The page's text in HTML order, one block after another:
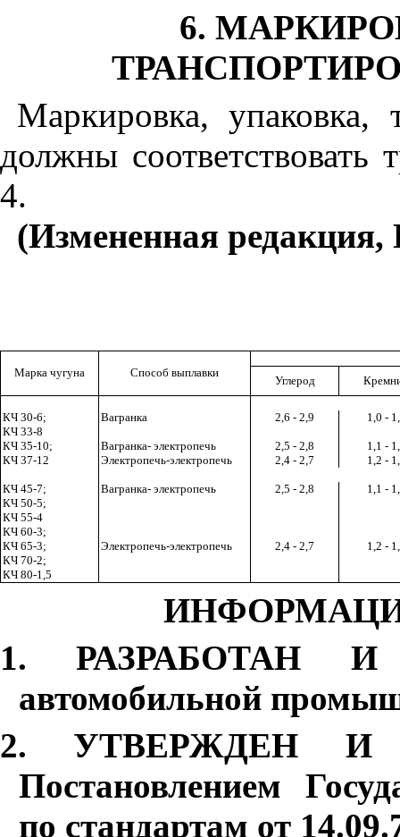
6.
Маркировка, упаковка,
должны
4.
(Измененная
Марка чугуна Способ выплавки
Углерод
КЧ 30-6; Вагранка 2,6 - 2 9
1,0 -
КЧ 33-8
КЧ 35-1 0; Вагранка- электропечь 2,5 - 2,8
1,1 -
КЧ 37-12 Электропечь-электропечь 2,4 - 2,7 1,2 -
КЧ 45-7; Вагранка- электропечь 2,5 - 2,8
1,1 -
КЧ 50-5;
КЧ 55-4
КЧ 60-3;
КЧ 65-3; Электропечь-электропечь 2,4 - 2,7
1,2 -
КЧ 70-2;
КЧ 80-1, 5
1.
РАЗРАБОТАН И
автомобильной
2.
УТВЕРЖДЕН
Постановлением
по стандартам от